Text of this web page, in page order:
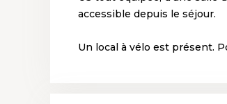
accessible depuis le séjour.
Un local à vélo est présent.